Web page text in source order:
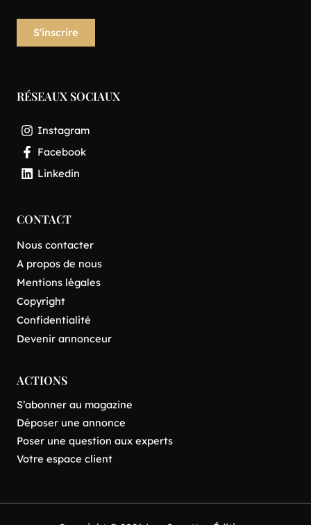
RÉSEAUX SOCIAUX
Instagram
Facebook
Linkedin
CONTACT
Nous contacter
A propos de nous
Mentions légales
Copyright
Confidentialité
Devenir annonceur
ACTIONS
S’abonner au magazine
Déposer une annonce
Poser une question aux experts
Votre espace client